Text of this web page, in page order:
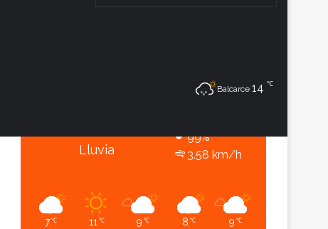
Balcarce 14 ℃
Lluvia
7
99%
3.58 km/h
7 ℃ 11 ℃ 9 ℃ 8 ℃ 9 ℃